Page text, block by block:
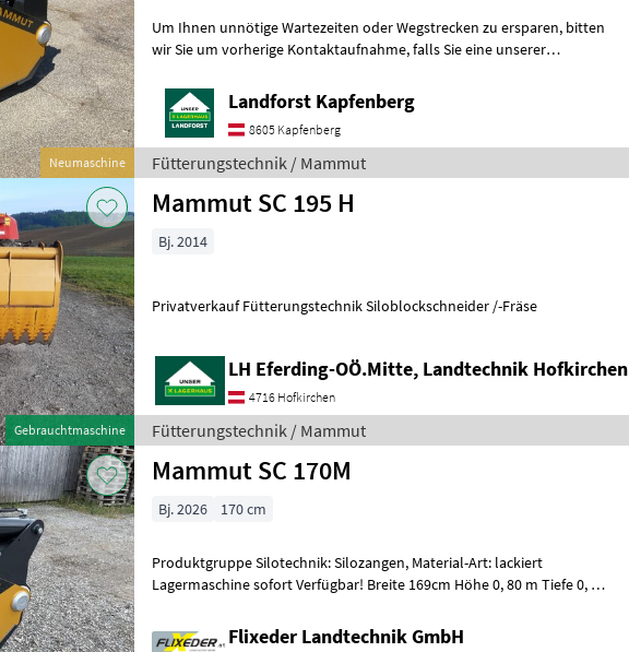
Neumaschine
Um Ihnen unnötige Wartezeiten oder Wegstrecken zu ersparen, bitten
wir Sie um vorherige Kontaktaufnahme, falls Sie eine unserer
Landforst Kapfenberg
8605 Kapfenberg
Fütterungstechnik / Mammut
Gebrauchtmaschine
Mammut SC 195 H
Bj. 2014
Privatverkauf Fütterungstechnik Siloblockschneider /-Fräse
LH Eferding-OÖ.Mitte, Landtechnik Hofkirchen
4716 Hofkirchen
Fütterungstechnik / Mammut
Mammut SC 170M
Bj. 2026 170 cm
Produktgruppe Silotechnik: Silozangen, Material-Art: lackiert
Lagermaschine sofort Verfügbar! Breite 169cm Höhe 0, 80 m Tiefe 0, 78
Flixeder Landtechnik GmbH